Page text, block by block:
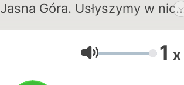
Jasna Góra. Usłyszymy w nich
angelologii, czyli nauki o
Aniołach. Audycje mają
Głośność 1 x